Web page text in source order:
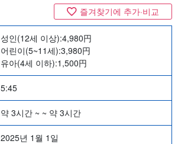
즐겨찾기에 추가·비교
성인(12세 이상):4,980円
어린이(5~11세):3,980円
유아(4세 이하):1,500円
5:45
약 3시간 ~ ~ 약 3시간
2025년 1월 1일